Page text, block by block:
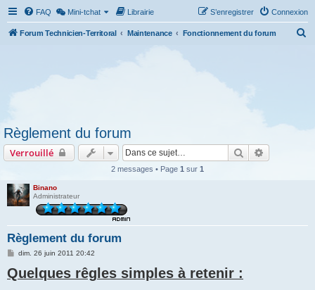
FAQ Mini-tchat Librairie Connexion
S’enregistrer
Forum Technicien-Territoral Maintenance Fonctionnement du forum
Règlement du forum
Verrouillé Rechercher
2 messages • Page 1 sur 1
Binano
Administrateur
Règlement du forum
M
s
s
dim. 26 juin 2011 20:42
Quelques rêgles simples à retenir :